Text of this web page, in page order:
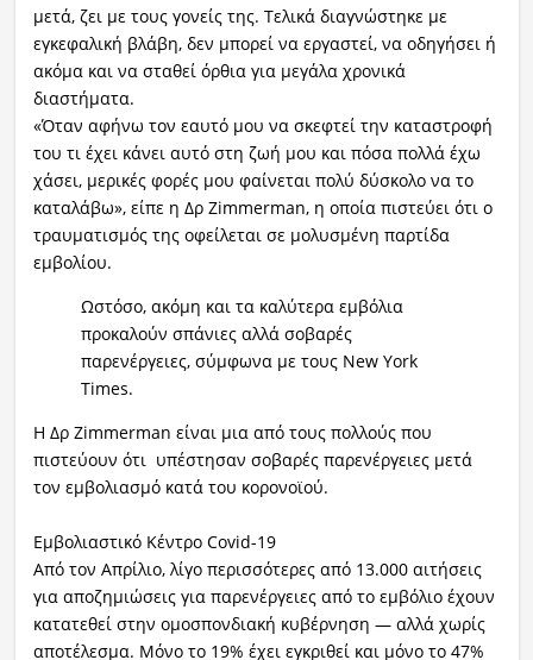
μετά, ζει με τους γονείς της. Τελικά διαγνώστηκε με
εγκεφαλική βλάβη, δεν μπορεί να εργαστεί, να οδηγήσει ή
ακόμα και να σταθεί όρθια για μεγάλα χρονικά
διαστήματα.
«Όταν αφήνω τον εαυτό μου να σκεφτεί την καταστροφή
του τι έχει κάνει αυτό στη ζωή μου και πόσα πολλά έχω
χάσει, μερικές φορές μου φαίνεται πολύ δύσκολο να το
καταλάβω», είπε η Δρ Zimmerman, η οποία πιστεύει ότι ο
τραυματισμός της οφείλεται σε μολυσμένη παρτίδα
εμβολίου.
Ωστόσο, ακόμη και τα καλύτερα εμβόλια
προκαλούν σπάνιες αλλά σοβαρές
παρενέργειες, σύμφωνα με τους New York
Times.
Η Δρ Zimmerman είναι μια από τους πολλούς που
πιστεύουν ότι υπέστησαν σοβαρές παρενέργειες μετά
τον εμβολιασμό κατά του κορονοϊού.
Εμβολιαστικό Κέντρο Covid-19
Από τον Απρίλιο, λίγο περισσότερες από 13.000 αιτήσεις
για αποζημιώσεις για παρενέργειες από το εμβόλιο έχουν
κατατεθεί στην ομοσπονδιακή κυβέρνηση — αλλά χωρίς
αποτέλεσμα. Μόνο το 19% έχει εγκριθεί και μόνο το 47%